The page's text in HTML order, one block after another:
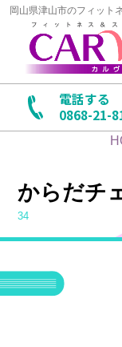
岡山県津山市のフィット
電話する
0868-21-
からだチ
34